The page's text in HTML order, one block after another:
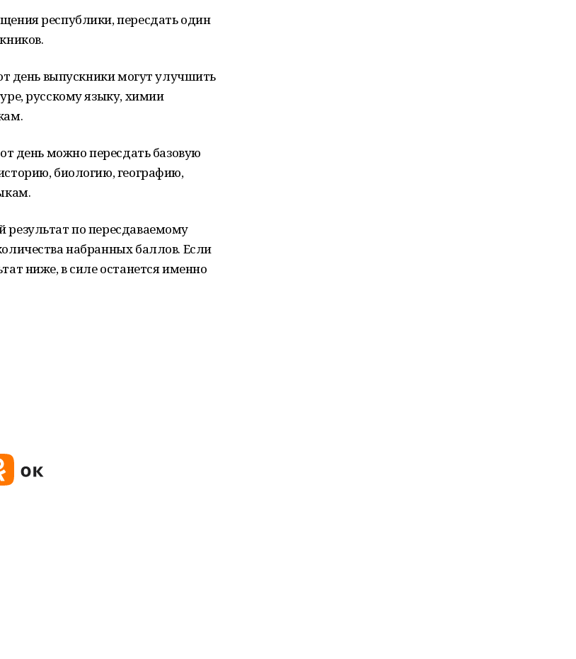
республики, пересдать один
день выпускники могут улучшить
русскому языку, химии
день можно пересдать базовую
биологию, географию,
по пересдаваемому
набранных баллов. Если
ниже, в силе останется именно